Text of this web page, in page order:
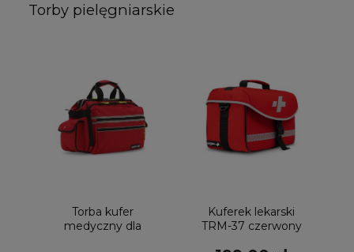
Torby pielęgniarskie
Torba kufer
medyczny dla
Kuferek lekarski
TRM-37 czerwony